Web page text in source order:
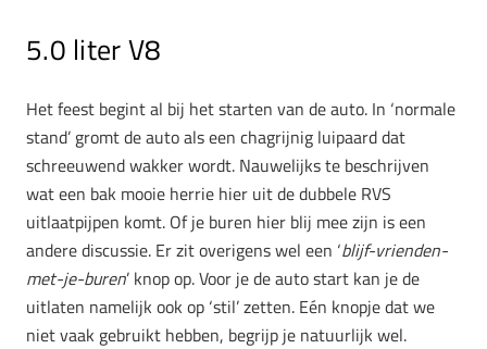
5.0 liter V8
Het feest begint al bij het starten van de auto. In ‘normale
stand’ gromt de auto als een chagrijnig luipaard dat
schreeuwend wakker wordt. Nauwelijks te beschrijven
wat een bak mooie herrie hier uit de dubbele RVS
uitlaatpijpen komt. Of je buren hier blij mee zijn is een
andere discussie. Er zit overigens wel een ‘blijf-vrienden-
met-je-buren’ knop op. Voor je de auto start kan je de
uitlaten namelijk ook op ‘stil’ zetten. Eén knopje dat we
niet vaak gebruikt hebben, begrijp je natuurlijk wel.